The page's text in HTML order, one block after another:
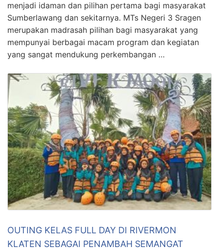
menjadi idaman dan pilihan pertama bagi masyarakat
Sumberlawang dan sekitarnya. MTs Negeri 3 Sragen
merupakan madrasah pilihan bagi masyarakat yang
mempunyai berbagai macam program dan kegiatan
yang sangat mendukung perkembangan …
OUTING KELAS FULL DAY DI RIVERMON
KLATEN SEBAGAI PENAMBAH SEMANGAT